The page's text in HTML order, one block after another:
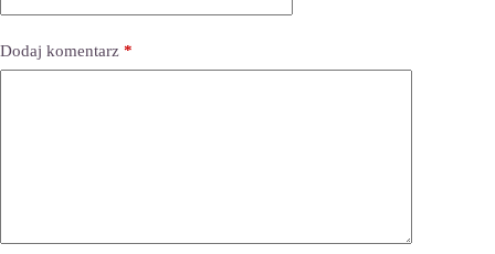
Dodaj komentarz *